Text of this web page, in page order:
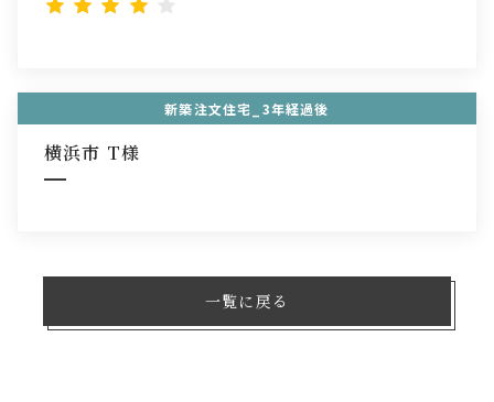
横浜市 T様
新築注文住宅_3年経過後
一覧に戻る